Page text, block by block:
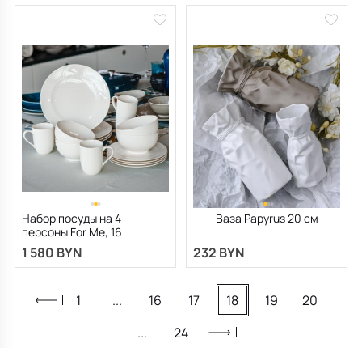
Набор посуды на 4
персоны For Me, 16
предметов
1 580 BYN
Ваза Papyrus 20 см
232 BYN
1 ... 16 17 18 19
20
...
24